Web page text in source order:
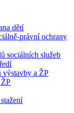
dětí
právní ochrany
sociálních služeb
výstavby a ŽP